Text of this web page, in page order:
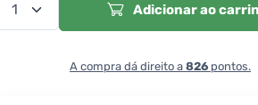
Adicionar ao
A compra dá direito a 826 pontos.